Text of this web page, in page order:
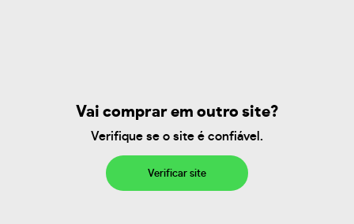
Vai comprar em outro site?
Verifique se o site é confiável.
Verificar site